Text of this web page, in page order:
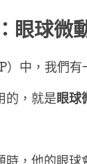
眼球微
）中，我們
的，就是眼球
時，他的眼